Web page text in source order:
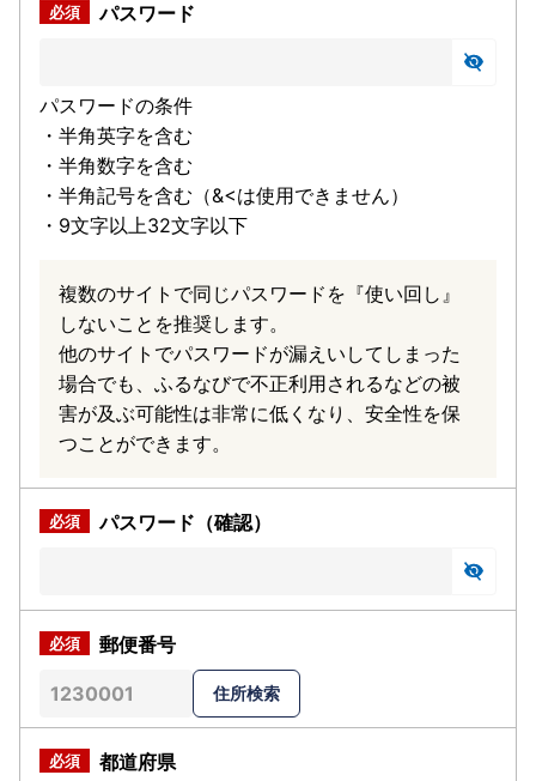
パスワード
パスワードの条件
・半角英字を含む
・半角数字を含む
・半角記号を含む（&<は使用できません）
・9文字以上32文字以下
複数のサイトで同じパスワードを『使い回し』
しないことを推奨します。
他のサイトでパスワードが漏えいしてしまった
場合でも、ふるなびで不正利用されるなどの被
害が及ぶ可能性は非常に低くなり、安全性を保
つことができます。
パスワード（確認）
郵便番号
都道府県